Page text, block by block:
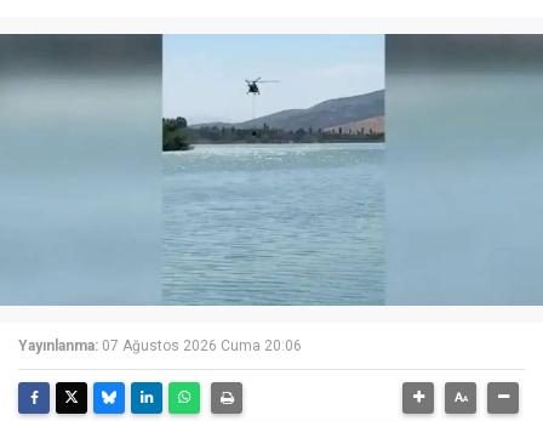
Yayınlanma: 07 Ağustos 2026 Cuma 20:06